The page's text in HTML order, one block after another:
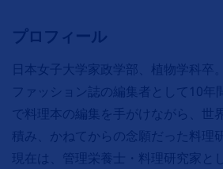
プロフィール
日本女子大学家政学部、植物学科卒
ファッション誌の編集者として10
で料理本の編集を手がけながら、世
積み、かねてからの念願だった料理
現在は、管理栄養士・料理研究家と